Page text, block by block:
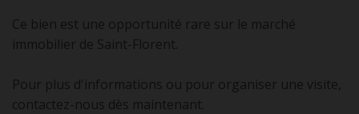
Ce bien est une opportunité rare sur le marché
immobilier de Saint-Florent.
Pour plus d'informations ou pour organiser une visite,
contactez-nous dès maintenant.